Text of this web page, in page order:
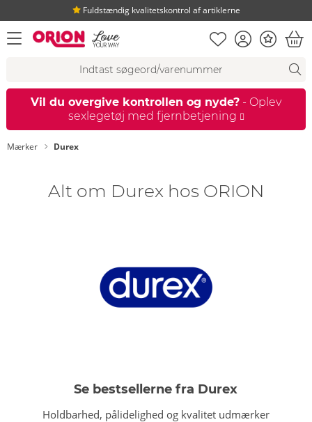
Fuldstændig kvalitetskontrol af artiklerne
åbn menu Huskeseddel
Kundekonto
Bonus
Vil du overgive kontrollen og nyde? - Oplev
sexlegetøj med fjernbetjening
Mærker Durex
Alt om Durex hos ORION
Se bestsellerne fra Durex
Holdbarhed, pålidelighed og kvalitet udmærker